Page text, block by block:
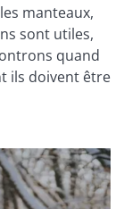
manteaux,
sont utiles,
quand
ils doivent être